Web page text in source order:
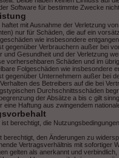
Software für bestimmte Zwecke
haftet mit Ausnahme der Verletzung
nur für Schäden, die auf ein
wie insbesondere
gegenüber Verbrauchern außer bei
und Gesundheit und der Verletzung
vorhersehbaren Schäden und im
Folgeschäden wie insbesondere
gegenüber Unternehmern außer bei
des Betreibers auf die bei
Durchschnittsschäden
der Absätze a bis c gilt
eine Haftung aus zwingendem
ist berechtigt, die
berechtigt, den Änderungen zu
Vertragsverhältnis mit sofortiger
gelten als anerkannt und